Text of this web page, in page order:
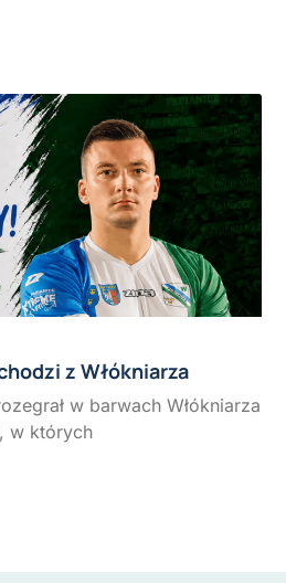
z Włókniarza
w barwach Włókniarza
w których